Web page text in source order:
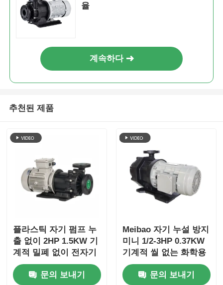
자기 펌프
수직 펌프
화학적 원심 펌프
불소는 케미컬 펌프를 정렬시켰습니다
화학액 필터
공기 용막 펌프
계량 투약 펌프
물속에 잠길 수 있는 오수 펌프
율
계속하다
추천된 제품
플라스틱 자기 펌프 누
출 없이 2HP 1.5KW 기
계적 밀폐 없이 전자기
펌프
문의 보내기
Meibao 자기 누설 방지
미니 1/2-3HP 0.37KW
기계적 씰 없는 화학용
펌프
문의 보내기